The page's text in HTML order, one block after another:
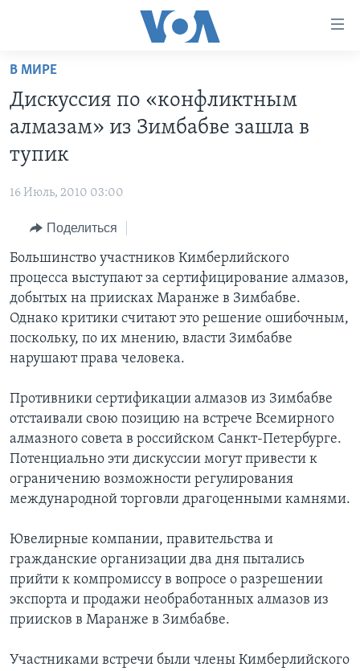
Перейти
основной
контент
основной
Перейти
поиск
ПРОГРАММЫ
ИТОГИ
ПОЧЕМУ ЭТО ВАЖНО?
ДИСКУССИЯ VOA
ДЕТАЛИ
НЬЮ-ЙОРК NEW YORK
АМЕРИКА. БОЛЬШОЕ ПУТЕШЕСТВИЕ
НАША АМЕРИКАНСКАЯ ИСТОРИЯ
А КАК В АМЕРИКЕ?
АРТЕФАКТЫ
АМЕРИКАНСКИЕ ГОРОДКИ
ТЕСТЫ
ИНТЕРВЬЮ
ФАКТЫ ПРОТИВ ФЕЙКОВ
ЗА СВОБОДУ ПРЕССЫ
УЧИМ АНГЛИЙСКИЙ
ВИДЕО
ПОДПИСКА НА НОВОСТИ
Языки
В МИРЕ
Дискуссия по «конфликтным
алмазам» из Зимбабве зашла в
тупик
16 Июль, 2010 03:00
Поделиться
Большинство участников Кимберлийского
процесса выступают за сертифицирование алмазов,
добытых на приисках Маранже в Зимбабве.
Однако критики считают это решение ошибочным,
поскольку, по их мнению, власти Зимбабве
нарушают права человека.
Противники сертификации алмазов из Зимбабве
отстаивали свою позицию на встрече Всемирного
алмазного совета в российском Санкт-Петербурге.
Потенциально эти дискуссии могут привести к
ограничению возможности регулирования
международной торговли драгоценными камнями.
Ювелирные компании, правительства и
гражданские организации два дня пытались
прийти к компромиссу в вопросе о разрешении
экспорта и продажи необработанных алмазов из
приисков в Маранже в Зимбабве.
Участниками встречи были члены Кимберлийского